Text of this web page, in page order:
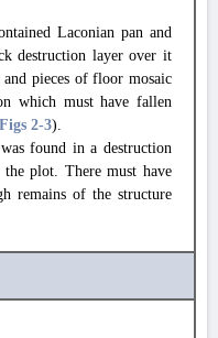
Laconian pan and
destruction layer over it
pieces of floor mosaic
which must have fallen
Figs 2-3).
found in a destruction
plot. There must have
remains of the structure